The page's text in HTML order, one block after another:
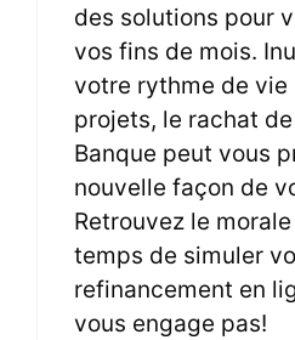
des solutions pour
vos fins de mois.
votre rythme de vie
projets, le rachat
Banque peut vous
nouvelle façon de
Retrouvez le
temps de simuler
refinancement en
vous engage pas!